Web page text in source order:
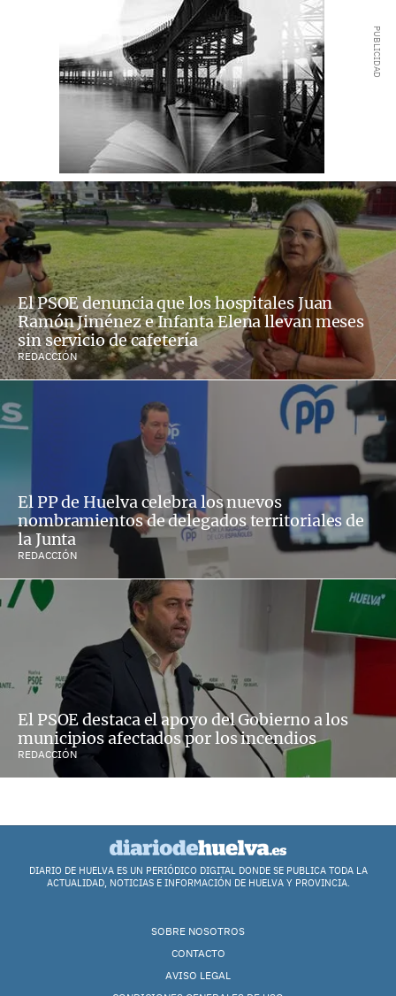
El PSOE denuncia que los hospitales Juan
Ramón Jiménez e Infanta Elena llevan meses
sin servicio de cafetería
REDACCIÓN
El PP de Huelva celebra los nuevos
nombramientos de delegados territoriales de
la Junta
REDACCIÓN
El PSOE destaca el apoyo del Gobierno a los
municipios afectados por los incendios
REDACCIÓN
DIARIO DE HUELVA ES UN PERIÓDICO DIGITAL DONDE SE PUBLICA TODA LA
ACTUALIDAD, NOTICIAS E INFORMACIÓN DE HUELVA Y PROVINCIA.
SOBRE NOSOTROS
CONTACTO
AVISO LEGAL